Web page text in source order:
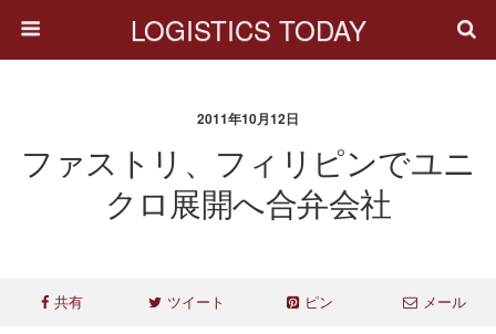
LOGISTICS TODAY
2011年10月12日
ファストリ、フィリピンでユニ
クロ展開へ合弁会社
共有 ツイート ピン メール